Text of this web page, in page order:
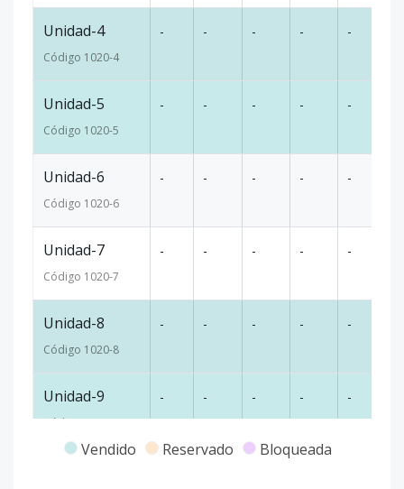
Unidad-4
Código 1020-4
- - - - -
Unidad-5
Código 1020-5
- - - - -
Unidad-6
Código 1020-6
- - - - -
Unidad-7
Código 1020-7
- - - - -
Unidad-8
Código 1020-8
- - - - -
Unidad-9
Código1020-9
- - - - -
Vendido Reservado Bloqueada